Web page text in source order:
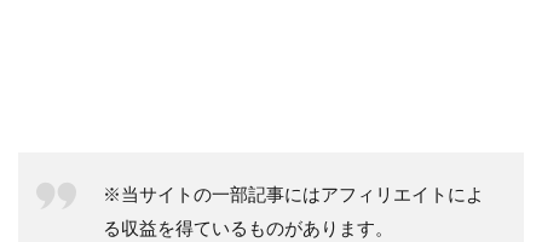
※当サイトの一部記事にはアフィリエイトによ
る収益を得ているものがあります。